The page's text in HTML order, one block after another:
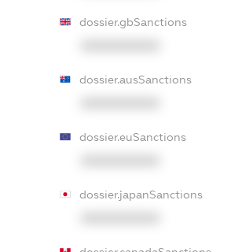
dossier.gbSanctions
dossier.ausSanctions
dossier.euSanctions
dossier.japanSanctions